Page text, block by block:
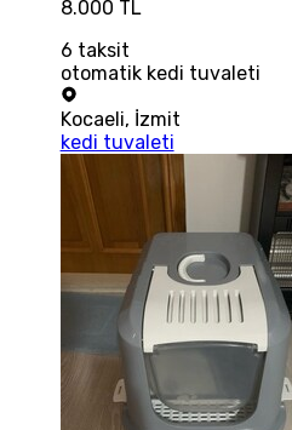
8.000 TL
6 taksit
otomatik kedi tuvaleti
Kocaeli, İzmit
kedi tuvaleti